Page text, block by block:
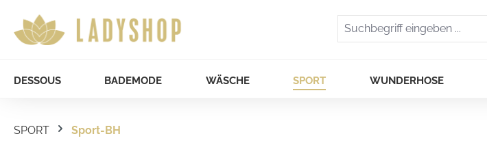
DESSOUS BADEMODE WÄSCHE SPORT WUNDERHOSE
SPORT Sport-BH